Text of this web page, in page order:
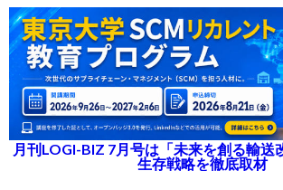
月刊LOGI-BIZ 7月号は「未来を創る輸送
生存戦略を徹底取材